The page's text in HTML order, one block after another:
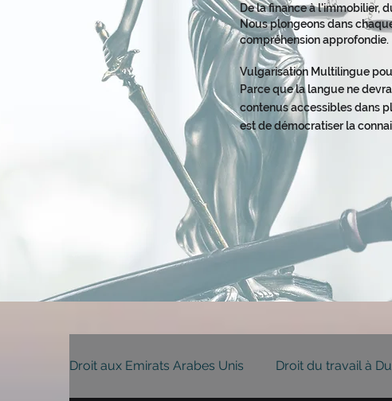
De la finance à l'immobilier,
Nous plongeons dans
compréhension approfondie.
Vulgarisation Multilingue
Parce que la langue ne
contenus accessibles dans
est de démocratiser la
Droit aux Emirats Arabes Unis Droit du travail à